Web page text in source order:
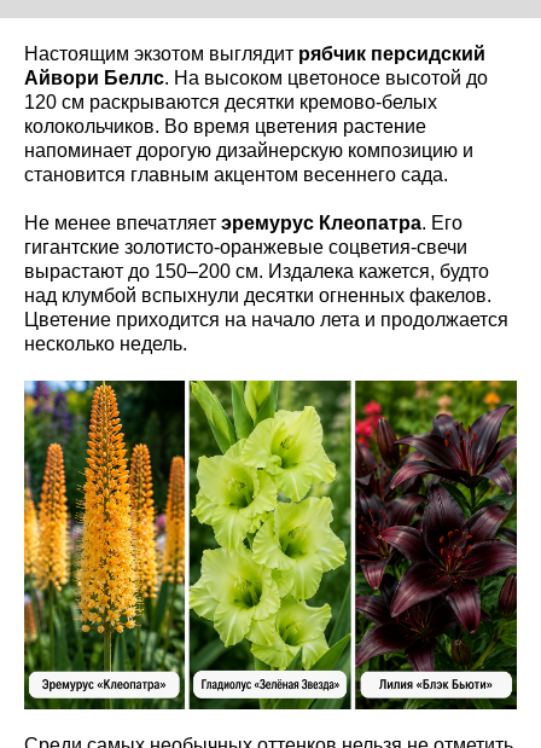
Настоящим экзотом выглядит рябчик персидский
Айвори Беллс. На высоком цветоносе высотой до
120 см раскрываются десятки кремово-белых
колокольчиков. Во время цветения растение
напоминает дорогую дизайнерскую композицию и
становится главным акцентом весеннего сада.
Не менее впечатляет эремурус Клеопатра. Его
гигантские золотисто-оранжевые соцветия-свечи
вырастают до 150–200 см. Издалека кажется, будто
над клумбой вспыхнули десятки огненных факелов.
Цветение приходится на начало лета и продолжается
несколько недель.